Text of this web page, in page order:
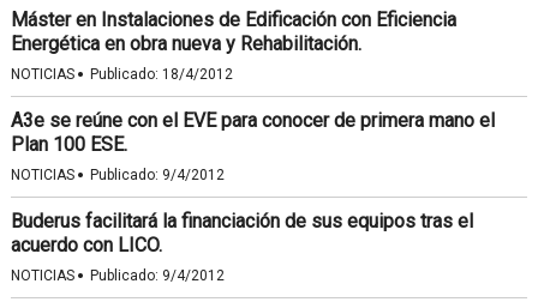
Máster en Instalaciones de Edificación con Eficiencia
Energética en obra nueva y Rehabilitación.
NOTICIAS · Publicado: 18/4/2012
A3e se reúne con el EVE para conocer de primera mano el
Plan 100 ESE.
NOTICIAS · Publicado: 9/4/2012
Buderus facilitará la financiación de sus equipos tras el
acuerdo con LICO.
NOTICIAS · Publicado: 9/4/2012